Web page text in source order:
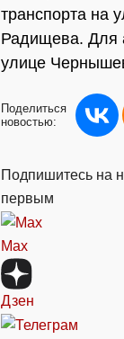
транспорта на
Радищева. Для
улице
Поделиться
новостью:
Подпишитесь на
первым
Max
Дзен